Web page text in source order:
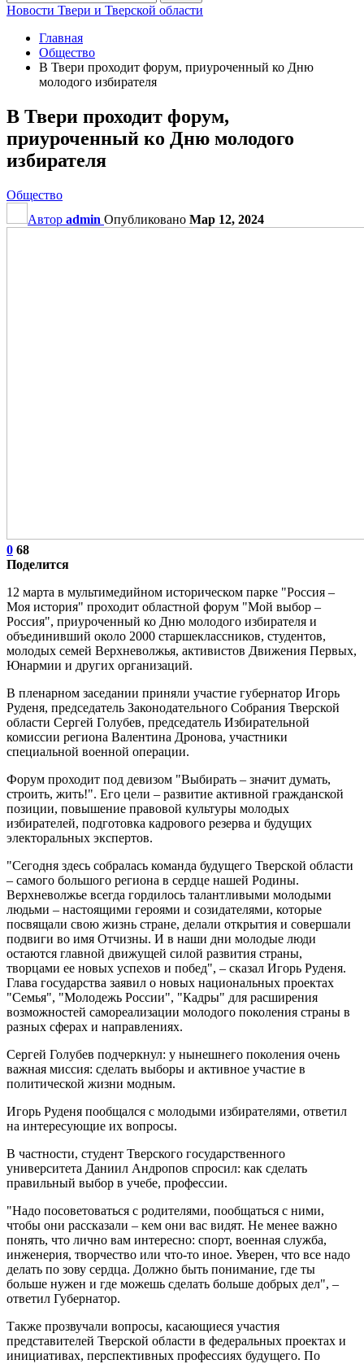
Новости Твери и Тверской области
Главная
Общество
В Твери проходит форум, приуроченный ко Дню
молодого избирателя
В Твери проходит форум,
приуроченный ко Дню молодого
избирателя
Общество
Автор admin Опубликовано Мар 12, 2024
0 68
Поделится
12 марта в мультимедийном историческом парке "Россия –
Моя история" проходит областной форум "Мой выбор –
Россия", приуроченный ко Дню молодого избирателя и
объединивший около 2000 старшеклассников, студентов,
молодых семей Верхневолжья, активистов Движения Первых,
Юнармии и других организаций.
В пленарном заседании приняли участие губернатор Игорь
Руденя, председатель Законодательного Собрания Тверской
области Сергей Голубев, председатель Избирательной
комиссии региона Валентина Дронова, участники
специальной военной операции.
Форум проходит под девизом "Выбирать – значит думать,
строить, жить!". Его цели – развитие активной гражданской
позиции, повышение правовой культуры молодых
избирателей, подготовка кадрового резерва и будущих
электоральных экспертов.
"Сегодня здесь собралась команда будущего Тверской области
– самого большого региона в сердце нашей Родины.
Верхневолжье всегда гордилось талантливыми молодыми
людьми – настоящими героями и созидателями, которые
посвящали свою жизнь стране, делали открытия и совершали
подвиги во имя Отчизны. И в наши дни молодые люди
остаются главной движущей силой развития страны,
творцами ее новых успехов и побед", – сказал Игорь Руденя.
Глава государства заявил о новых национальных проектах
"Семья", "Молодежь России", "Кадры" для расширения
возможностей самореализации молодого поколения страны в
разных сферах и направлениях.
Сергей Голубев подчеркнул: у нынешнего поколения очень
важная миссия: сделать выборы и активное участие в
политической жизни модным.
Игорь Руденя пообщался с молодыми избирателями, ответил
на интересующие их вопросы.
В частности, студент Тверского государственного
университета Даниил Андропов спросил: как сделать
правильный выбор в учебе, профессии.
"Надо посоветоваться с родителями, пообщаться с ними,
чтобы они рассказали – кем они вас видят. Не менее важно
понять, что лично вам интересно: спорт, военная служба,
инженерия, творчество или что-то иное. Уверен, что все надо
делать по зову сердца. Должно быть понимание, где ты
больше нужен и где можешь сделать больше добрых дел", –
ответил Губернатор.
Также прозвучали вопросы, касающиеся участия
представителей Тверской области в федеральных проектах и
инициативах, перспективных профессиях будущего. По